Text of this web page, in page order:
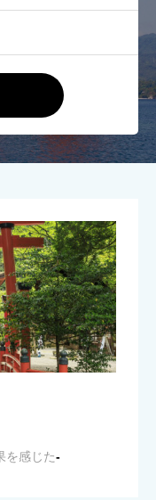
を感じた-